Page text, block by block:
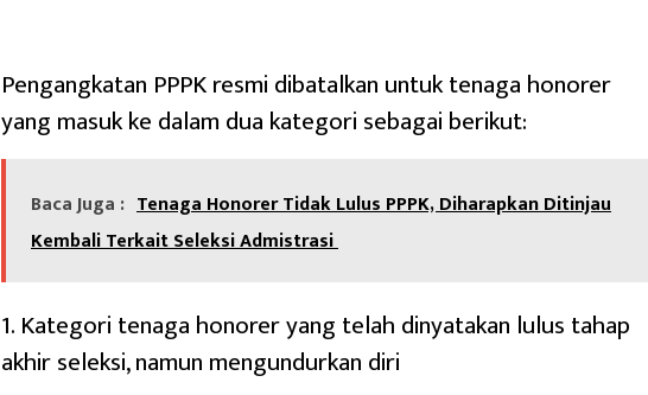
Pengangkatan PPPK resmi dibatalkan untuk tenaga honorer
yang masuk ke dalam dua kategori sebagai berikut:
Baca Juga : Tenaga Honorer Tidak Lulus PPPK, Diharapkan Ditinjau
Kembali Terkait Seleksi Admistrasi
1. Kategori tenaga honorer yang telah dinyatakan lulus tahap
akhir seleksi, namun mengundurkan diri